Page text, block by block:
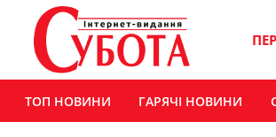
ТОП НОВИНИ ГАРЯЧІ НОВИНИ